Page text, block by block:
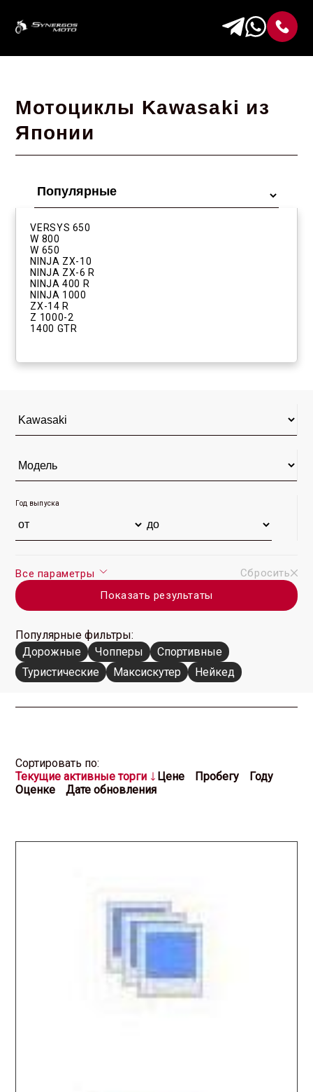
Мотоциклы Kawasaki из
Японии
VERSYS 650
W 800
W 650
NINJA ZX-10
NINJA ZX-6 R
NINJA 400 R
NINJA 1000
ZX-14 R
Z 1000-2
1400 GTR
Год выпуска
Все параметры
Сбросить
Показать результаты
Популярные фильтры:
Дорожные
Чопперы
Спортивные
Туристические
Максискутер Нейкед
Cортировать по:
Текущие активные торги
Цене Пробегу
Году
Оценке
Дате обновления